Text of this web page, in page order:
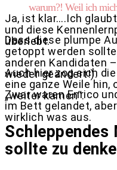
warum?! Weil ich
Ja, ist klar….Ich
und diese
überlebt.
Dass diese plumpe
getoppt werden
anderen Kandidaten
wieder geändert!).
Auch hier zog sich
eine ganze Weile hin,
„weiter kamen“.
Zwar waren Enrico
im Bett gelandet,
wirklich was aus.
Schleppendes
sollte zu